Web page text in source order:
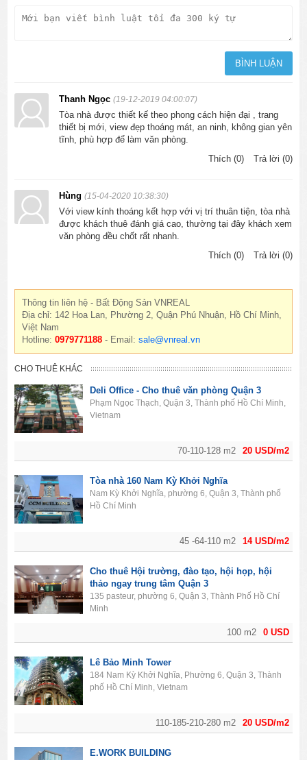
Thanh Ngọc(19-12-2019 04:00:07)
Tòa nhà được thiết kế theo phong cách hiện đại , trang
thiết bị mới, view đẹp thoáng mát, an ninh, không gian yên
tĩnh, phù hợp để làm văn phòng.
Thích (0)
Trả lời (0)
Hùng(15-04-2020 10:38:30)
Với view kính thoáng kết hợp với vị trí thuân tiện, tòa nhà
được khách thuê đánh giá cao, thường tại đây khách xem
văn phòng đều chốt rất nhanh.
Thích (0)
Trả lời (0)
Thông tin liên hệ - Bất Động Sản VNREAL
Địa chỉ: 142 Hoa Lan, Phường 2, Quận Phú Nhuận, Hồ Chí Minh,
Việt Nam
Hotline:0979771188 - Email:sale@vnreal.vn
CHO THUÊ KHÁC
20 USD/m2
70-110-128 m2
Deli Office - Cho thuê văn phòng Quận 3
Phạm Ngọc Thạch, Quận 3, Thành phố Hồ Chí Minh,
Vietnam
14 USD/m2
45 -64-110 m2
Tòa nhà 160 Nam Kỳ Khởi Nghĩa
Nam Kỳ Khởi Nghĩa, phường 6, Quận 3, Thành phố
Hồ Chí Minh
0 USD
100 m2
Cho thuê Hội trường, đào tạo, hội họp, hội
thảo ngay trung tâm Quận 3
135 pasteur, phường 6, Quận 3, Thành Phố Hồ Chí
Minh
20 USD/m2
110-185-210-280 m2
Lê Bảo Minh Tower
184 Nam Kỳ Khởi Nghĩa, Phường 6, Quận 3, Thành
phố Hồ Chí Minh, Vietnam
E.WORK BUILDING